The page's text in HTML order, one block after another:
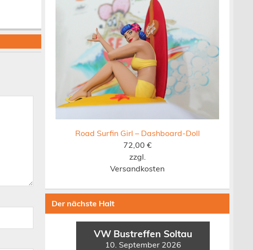
Road Surfin Girl – Dashboard-Doll
72,00 €
zzgl.
Versandkosten
Der nächste Halt
VW Bustreffen Soltau
10. September 2026